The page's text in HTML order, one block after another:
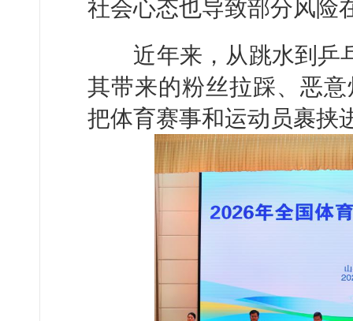
社会心态也导致部分风险
近年来，从跳水到乒乓
其带来的粉丝拉踩、恶
把体育赛事和运动员裹挟